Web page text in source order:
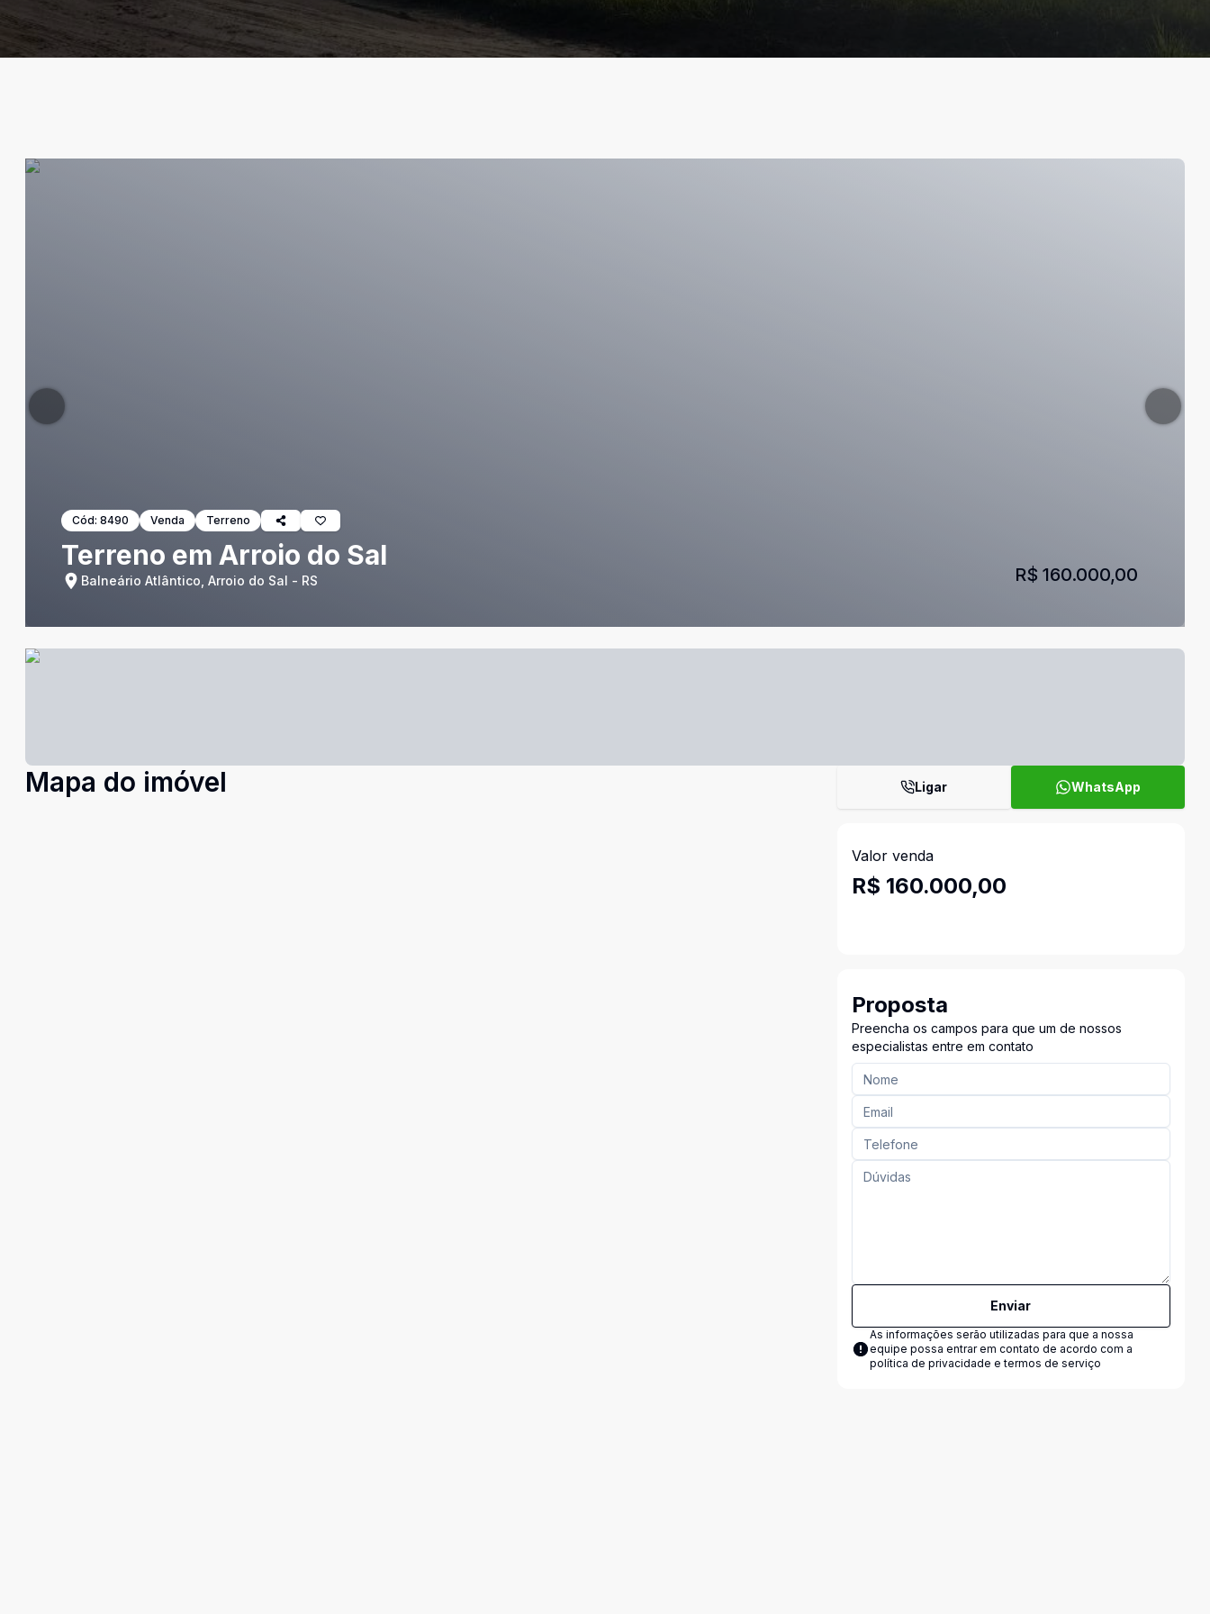
Cód: 8490 Venda Terreno
Terreno em Arroio do Sal
Balneário Atlântico, Arroio do Sal - RS R$ 160.000,00
Mapa do imóvel Ligar WhatsApp
Valor venda
R$ 160.000,00
Proposta
Preencha os campos para que um de nossos
especialistas entre em contato
Enviar
As informações serão utilizadas para que a nossa
equipe possa entrar em contato de acordo com a
política de privacidade e termos de serviço